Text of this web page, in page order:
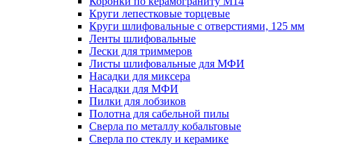
Круги лепестковые торцевые
Круги шлифовальные с отверстиями, 125 мм
Ленты шлифовальные
Лески для триммеров
Листы шлифовальные для МФИ
Насадки для миксера
Насадки для МФИ
Пилки для лобзиков
Полотна для сабельной пилы
Сверла по металлу кобальтовые
Сверла по стеклу и керамике